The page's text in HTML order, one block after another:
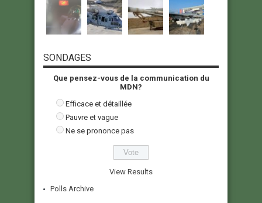
SONDAGES
Que pensez-vous de la communication du
MDN?
Efficace et détaillée
Pauvre et vague
Ne se prononce pas
View Results
Polls Archive